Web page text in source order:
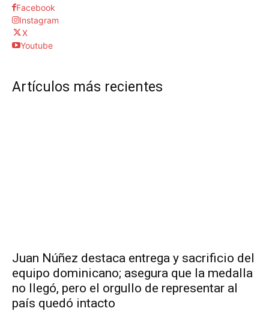
Facebook
Instagram
X
Youtube
Artículos más recientes
Juan Núñez destaca entrega y sacrificio del
equipo dominicano; asegura que la medalla
no llegó, pero el orgullo de representar al
país quedó intacto